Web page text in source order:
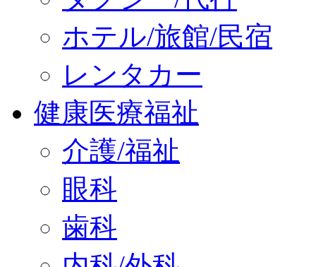
ホテル/旅館/民宿
レンタカー
健康医療福祉
介護/福祉
眼科
歯科